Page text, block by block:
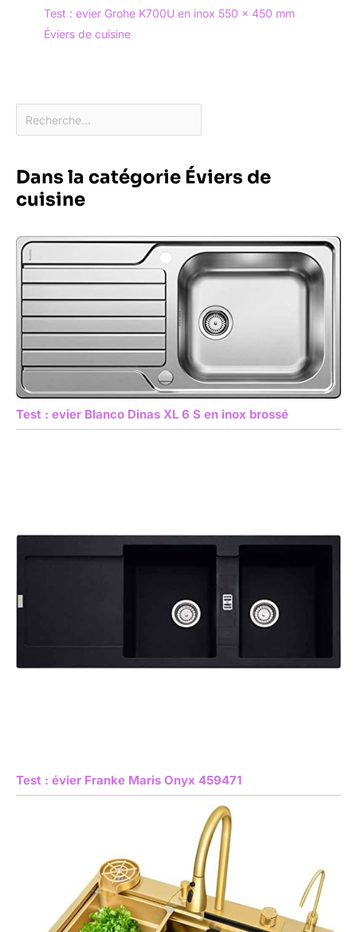
Test : evier Grohe K700U en inox 550 x 450 mm
Éviers de cuisine
Dans la catégorie Éviers de
cuisine
Test : evier Blanco Dinas XL 6 S en inox brossé
Test : évier Franke Maris Onyx 459471